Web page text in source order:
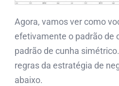
Agora, vamos ver como
efetivamente o padrão de
padrão de cunha
regras da estratégia de
abaixo.